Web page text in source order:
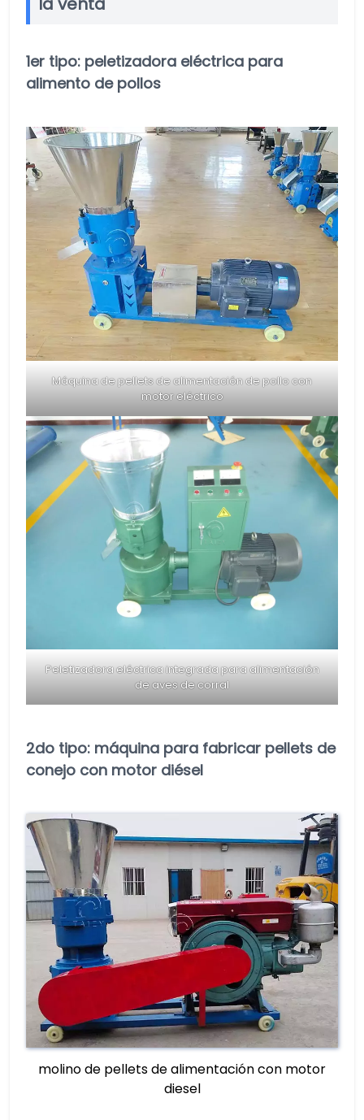
1er tipo: peletizadora eléctrica para
alimento de pollos
Máquina de pellets de alimentación de pollo con
motor eléctrico
Peletizadora eléctrica integrada para alimentación
de aves de corral
2do tipo: máquina para fabricar pellets de
conejo con motor diésel
molino de pellets de alimentación con motor
diesel